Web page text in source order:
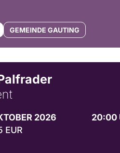
GEMEINDE GAUTING
2026
20:00
EUR